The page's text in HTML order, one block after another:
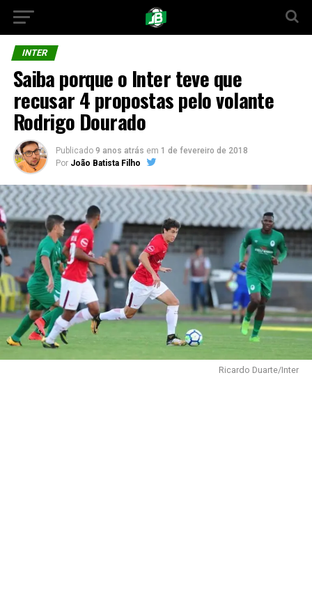
INTER
Saiba porque o Inter teve que
recusar 4 propostas pelo volante
Rodrigo Dourado
Publicado 9 anos atrás em 1 de fevereiro de 2018
Por João Batista Filho
Ricardo Duarte/Inter